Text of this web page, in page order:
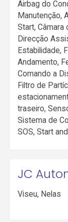
Airbag do
Manutenção,
Start, Câmara
Direcção
Estabilidade,
Andamento,
Comando a
Filtro de
traseiro,
Sistema de
SOS, Start
JC
Viseu, Nelas